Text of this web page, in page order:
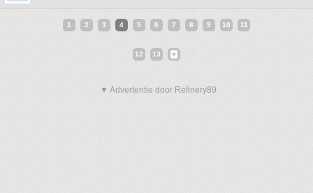
1 2 3 4 5 6 7 8 9 10 11
12 13
▼ Advertentie door Refinery89